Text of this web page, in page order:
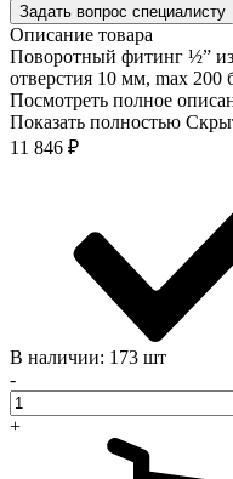
Задать вопрос специалисту
Описание товара
Поворотный фитинг ½”
отверстия 10 мм, max 200
Посмотреть полное
Показать полностью
11 846 ₽
В наличии: 173 шт
-
+